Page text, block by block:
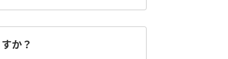
か？